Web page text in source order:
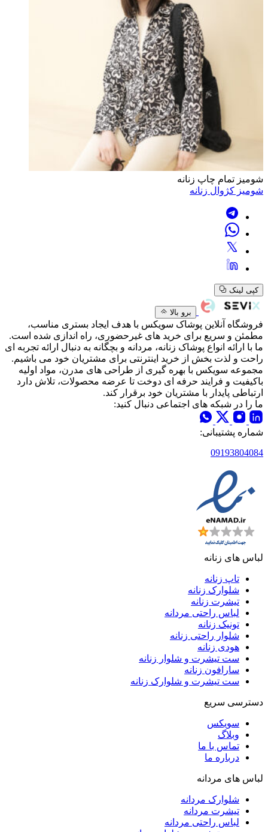
شومیز تمام چاپ زنانه
شومیز کژوال زنانه
کپی لینک
برو بالا
فروشگاه آنلاین پوشاک سویکس با هدف ایجاد بستری مناسب،
مطمئن و سریع برای خرید های غیرحضوری، راه اندازی شده است.
ما با ارائه انواع پوشاک زنانه، مردانه و بچگانه به دنبال ارائه تجربه ای
راحت و لذت بخش از خرید اینترنتی برای مشتریان خود می باشیم.
مجموعه سویکس با بهره گیری از طراحی های مدرن، مواد اولیه
باکیفیت و فرایند حرفه ای دوخت تا عرضه محصولات، تلاش دارد
ارتباطی پایدار با مشتریان خود برقرار کند.
ما را در شبکه های اجتماعی دنبال کنید:
شماره پشتیبانی:
09193804084
لباس های زنانه
تاپ زنانه
شلوارک زنانه
تیشرت زنانه
لباس راحتی مردانه
تونیک زنانه
شلوار راحتی زنانه
هودی زنانه
ست تیشرت و شلوار زنانه
سارافون زنانه
ست تیشرت و شلوارک زنانه
دسترسی سریع
سویکس
وبلاگ
تماس با ما
درباره ما
لباس های مردانه
شلوارک مردانه
تیشرت مردانه
لباس راحتی مردانه